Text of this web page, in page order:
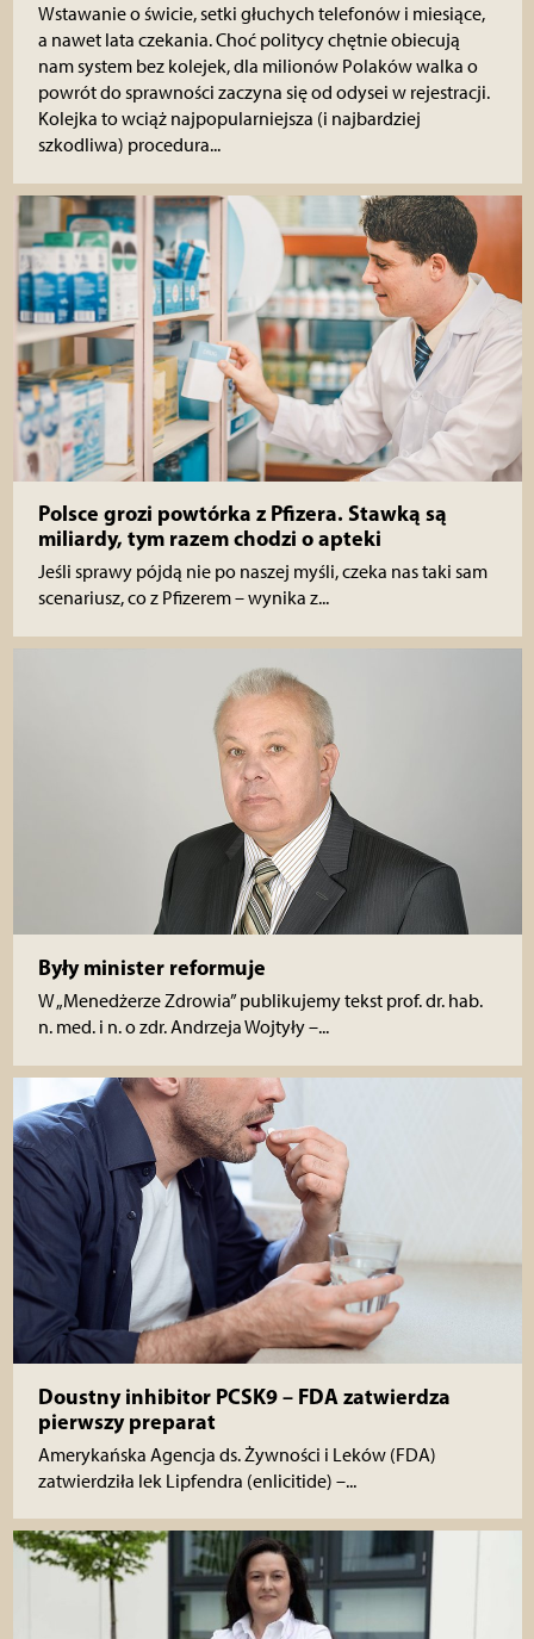
Wstawanie o świcie, setki głuchych telefonów i miesiące,
a nawet lata czekania. Choć politycy chętnie obiecują
nam system bez kolejek, dla milionów Polaków walka o
powrót do sprawności zaczyna się od odysei w rejestracji.
Kolejka to wciąż najpopularniejsza (i najbardziej
szkodliwa) procedura...
Polsce grozi powtórka z Pfizera. Stawką są
miliardy, tym razem chodzi o apteki
Jeśli sprawy pójdą nie po naszej myśli, czeka nas taki sam
scenariusz, co z Pfizerem – wynika z...
Były minister reformuje
W „Menedżerze Zdrowia” publikujemy tekst prof. dr. hab.
n. med. i n. o zdr. Andrzeja Wojtyły –...
Doustny inhibitor PCSK9 – FDA zatwierdza
pierwszy preparat
Amerykańska Agencja ds. Żywności i Leków (FDA)
zatwierdziła lek Lipfendra (enlicitide) –...